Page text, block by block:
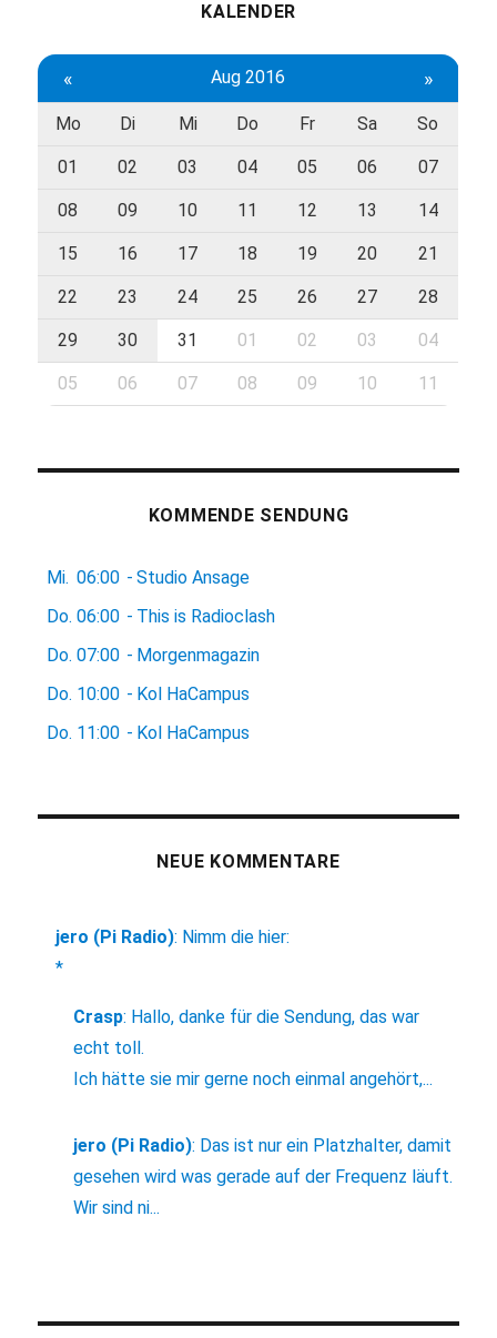
KALENDER
« Aug 2016 »
Mo Di Mi Do Fr Sa So
01 02 03 04 05 06 07
08 09 10 11 12 13 14
15 16 17 18 19 20 21
22 23 24 25 26 27 28
29 30 31 01 02 03 04
05 06 07 08 09 10 11
KOMMENDE SENDUNG
Mi. 06:00 - Studio Ansage
Do. 06:00 - This is Radioclash
Do. 07:00 - Morgenmagazin
Do. 10:00 - Kol HaCampus
Do. 11:00 - Kol HaCampus
NEUE KOMMENTARE
jero (Pi Radio): Nimm die hier:
*
Crasp: Hallo, danke für die Sendung, das war
echt toll.
Ich hätte sie mir gerne noch einmal angehört,...
jero (Pi Radio): Das ist nur ein Platzhalter, damit
gesehen wird was gerade auf der Frequenz läuft.
Wir sind ni...